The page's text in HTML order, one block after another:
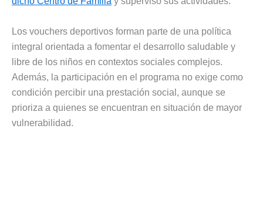
Los vouchers deportivos forman parte de una política
integral orientada a fomentar el desarrollo saludable y
libre de los niños en contextos sociales complejos.
Además, la participación en el programa no exige como
condición percibir una prestación social, aunque se
prioriza a quienes se encuentran en situación de mayor
vulnerabilidad.